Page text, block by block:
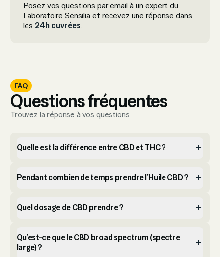
Posez vos questions par email à un expert du
Laboratoire Sensilia et recevez une réponse dans
les24h ouvrées.
FAQ
Questions fréquentes
Trouvez la réponse à vos questions
Quelle est la différence entre CBD et THC ?
Pendant combien de temps prendre l’Huile CBD ?
Quel dosage de CBD prendre ?
Qu’est-ce que le CBD broad spectrum (spectre
large) ?